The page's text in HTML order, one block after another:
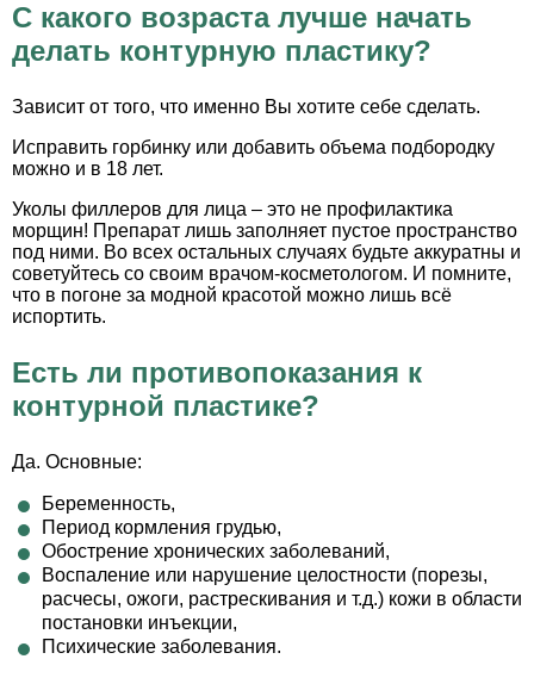
С какого возраста лучше начать
делать контурную пластику?
Зависит от того, что именно Вы хотите себе сделать.
Исправить горбинку или добавить объема подбородку
можно и в 18 лет.
Уколы филлеров для лица – это не профилактика
морщин! Препарат лишь заполняет пустое пространство
под ними. Во всех остальных случаях будьте аккуратны и
советуйтесь со своим врачом-косметологом. И помните,
что в погоне за модной красотой можно лишь всё
испортить.
Есть ли противопоказания к
контурной пластике?
Да. Основные:
Беременность,
Период кормления грудью,
Обострение хронических заболеваний,
Воспаление или нарушение целостности (порезы,
расчесы, ожоги, растрескивания и т.д.) кожи в области
постановки инъекции,
Психические заболевания.